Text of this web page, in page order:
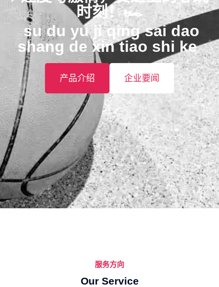
时刻！🏎️
️ su du yu ji qing sai dao
shang de xin tiao shi ke ️
产品介绍 企业要闻
服务方向
Our Service